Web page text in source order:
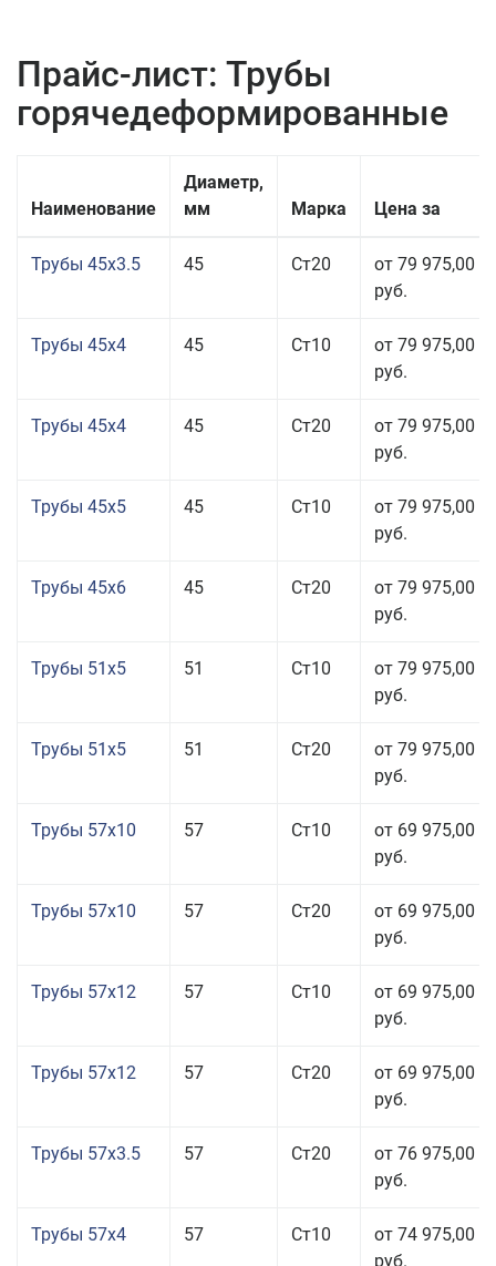
Прайс-лист: Трубы
горячедеформированные
Наименование
Диаметр,
мм
Марка Цена за
Трубы 45x3.5 45 Ст20
от 79 975,00
руб.
Трубы 45x4 45 Ст10
от 79 975,00
руб.
Трубы 45x4 45 Ст20
от 79 975,00
руб.
Трубы 45x5 45 Ст10
от 79 975,00
руб.
Трубы 45x6 45 Ст20
от 79 975,00
руб.
Трубы 51x5 51 Ст10
от 79 975,00
руб.
Трубы 51x5 51 Ст20
от 79 975,00
руб.
Трубы 57x10 57 Ст10
от 69 975,00
руб.
Трубы 57x10 57 Ст20
от 69 975,00
руб.
Трубы 57x12 57 Ст10
от 69 975,00
руб.
Трубы 57x12 57 Ст20
от 69 975,00
руб.
Трубы 57x3.5 57 Ст20
от 76 975,00
руб.
Трубы 57x4 57 Ст10
от 74 975,00
руб.